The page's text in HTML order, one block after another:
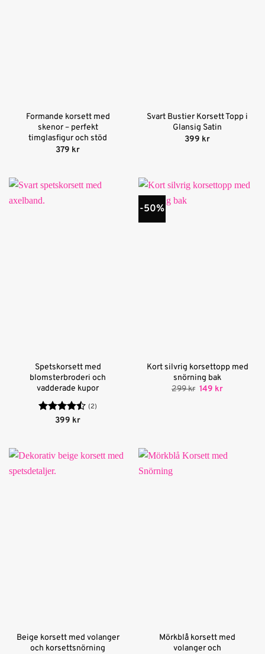
Formande korsett med
skenor – perfekt
timglasfigur och stöd
379 kr
Svart Bustier Korsett Topp i
Glansig Satin
399 kr
Spetskorsett med
blomsterbroderi och
vadderade kupor
Betygsatt
(2)
399 kr
-50%
Kort silvrig korsettopp med
snörning bak
299kr Det
149 krDet
Beige korsett med volanger
och korsettsnörning
Mörkblå korsett med
volanger och